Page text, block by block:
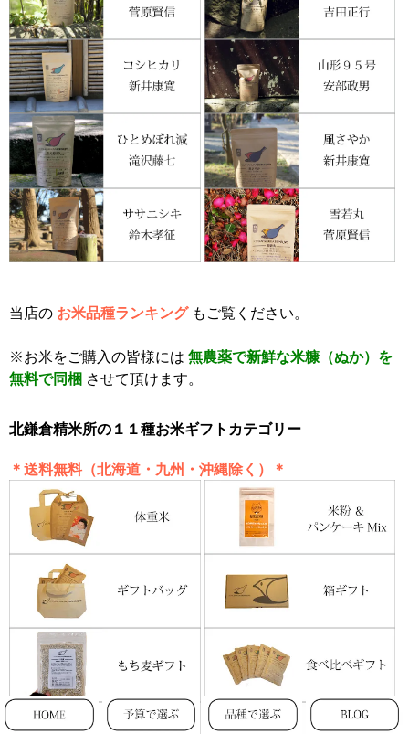
当店の お米品種ランキング もご覧ください。
※お米をご購入の皆様には 無農薬で新鮮な米糠（ぬか）を
無料で同梱 させて頂けます。
北鎌倉精米所の１１種お米ギフトカテゴリー
＊送料無料（北海道・九州・沖縄除く）＊